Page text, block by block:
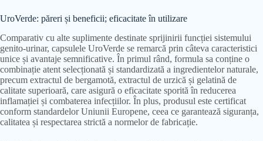
UroVerde: păreri și beneficii; eficacitate în utilizare
Comparativ cu alte suplimente destinate sprijinirii funcției sistemului
genito-urinar, capsulele UroVerde se remarcă prin câteva caracteristici
unice și avantaje semnificative. În primul rând, formula sa conține o
combinație atent selecționată și standardizată a ingredientelor naturale,
precum extractul de bergamotă, extractul de urzică și gelatină de
calitate superioară, care asigură o eficacitate sporită în reducerea
inflamației și combaterea infecțiilor. În plus, produsul este certificat
conform standardelor Uniunii Europene, ceea ce garantează siguranța,
calitatea și respectarea strictă a normelor de fabricație.